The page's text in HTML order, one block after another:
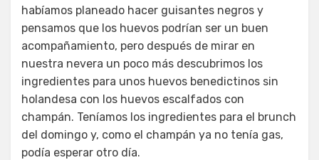
habíamos planeado hacer guisantes negros y
pensamos que los huevos podrían ser un buen
acompañamiento, pero después de mirar en
nuestra nevera un poco más descubrimos los
ingredientes para unos huevos benedictinos sin
holandesa con los huevos escalfados con
champán. Teníamos los ingredientes para el brunch
del domingo y, como el champán ya no tenía gas,
podía esperar otro día.